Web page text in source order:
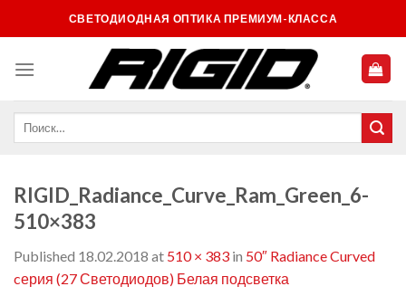
to
СВЕТОДИОДНАЯ ОПТИКА ПРЕМИУМ-КЛАССА
RIGID_Radiance_Curve_Ram_Green_6-
510×383
Published 18.02.2018 at 510 × 383 in 50″ Radiance Curved
cерия (27 Светодиодов) Белая подсветка